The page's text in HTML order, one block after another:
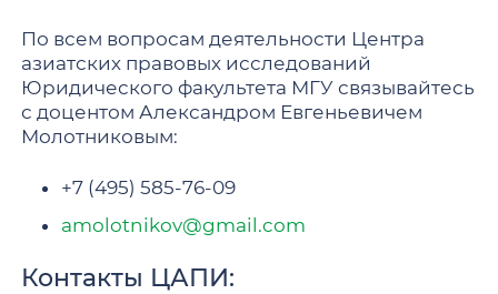
По всем вопросам деятельности Центра
азиатских правовых исследований
Юридического факультета МГУ связывайтесь
с доцентом Александром Евгеньевичем
Молотниковым:
+7 (495) 585-76-09
amolotnikov@gmail.com
Контакты ЦАПИ: